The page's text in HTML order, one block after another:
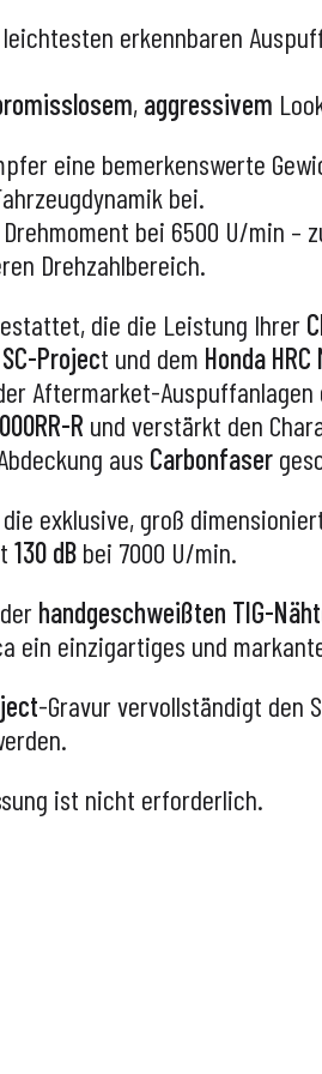
erkennbaren
, aggressivem
eine bemerkenswerte
bei.
Drehmoment bei 6500 U/min –
Drehzahlbereich.
die die Leistung Ihrer
SC-Project und dem Honda
Aftermarket-
R und verstärkt den
aus Carbonfaser
exklusive, groß
130 dBbei 7000 U/min.
handgeschweißten TIG-
ein einzigartiges und
-Gravur vervollständigt den
ist nicht erforderlich.